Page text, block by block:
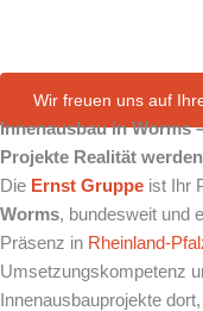
Wir freuen uns auf
Innenausbau in Worms
Projekte Realität werden
Die Ernst Gruppe ist Ihr
Worms, bundesweit und
Präsenz in Rheinland-
Umsetzungskompetenz
Innenausbauprojekte